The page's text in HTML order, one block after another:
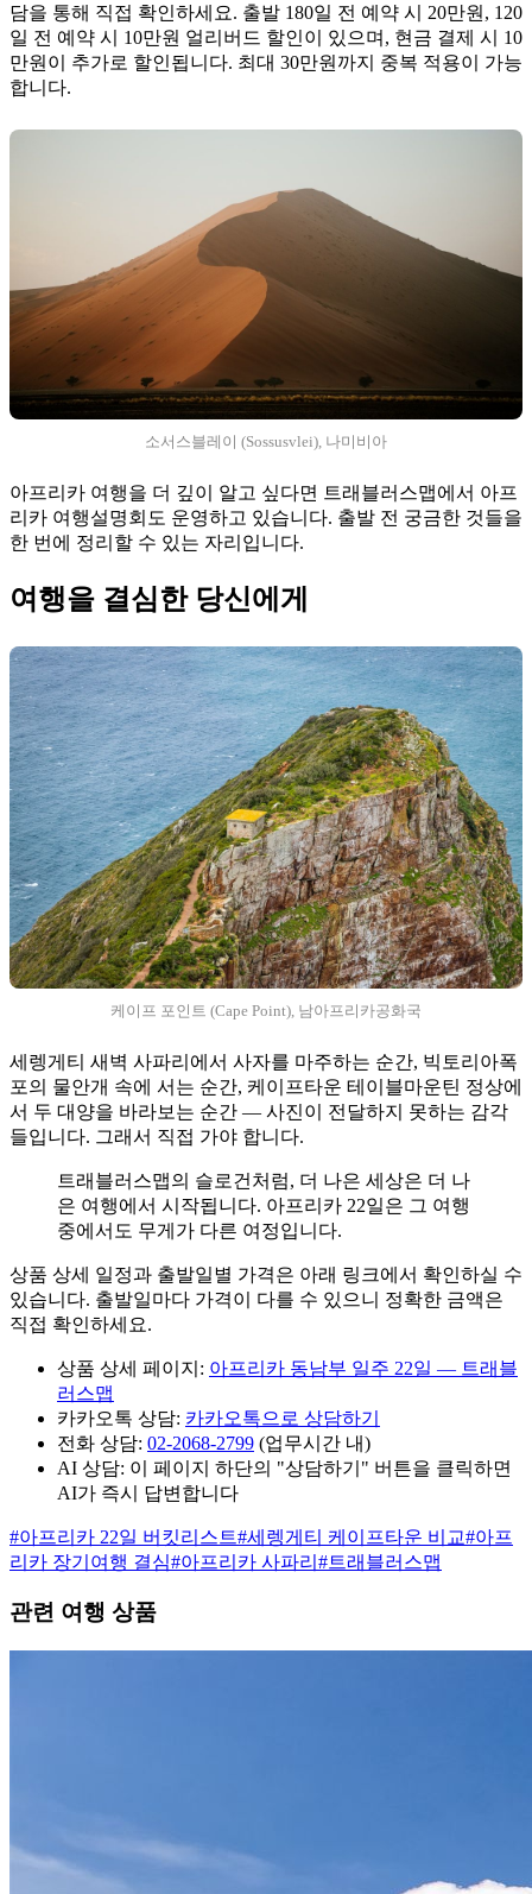
담을 통해 직접 확인하세요. 출발 180일 전 예약 시 20만원, 120
일 전 예약 시 10만원 얼리버드 할인이 있으며, 현금 결제 시 10
만원이 추가로 할인됩니다. 최대 30만원까지 중복 적용이 가능
합니다.
소서스블레이 (Sossusvlei), 나미비아
아프리카 여행을 더 깊이 알고 싶다면 트래블러스맵에서 아프
리카 여행설명회도 운영하고 있습니다. 출발 전 궁금한 것들을
한 번에 정리할 수 있는 자리입니다.
여행을 결심한 당신에게
케이프 포인트 (Cape Point), 남아프리카공화국
세렝게티 새벽 사파리에서 사자를 마주하는 순간, 빅토리아폭
포의 물안개 속에 서는 순간, 케이프타운 테이블마운틴 정상에
서 두 대양을 바라보는 순간 — 사진이 전달하지 못하는 감각
들입니다. 그래서 직접 가야 합니다.
트래블러스맵의 슬로건처럼, 더 나은 세상은 더 나
은 여행에서 시작됩니다. 아프리카 22일은 그 여행
중에서도 무게가 다른 여정입니다.
상품 상세 일정과 출발일별 가격은 아래 링크에서 확인하실 수
있습니다. 출발일마다 가격이 다를 수 있으니 정확한 금액은
직접 확인하세요.
상품 상세 페이지: 아프리카 동남부 일주 22일 — 트래블
러스맵
카카오톡 상담: 카카오톡으로 상담하기
전화 상담: 02-2068-2799 (업무시간 내)
AI 상담: 이 페이지 하단의 "상담하기" 버튼을 클릭하면
AI가 즉시 답변합니다
#아프리카 22일 버킷리스트#세렝게티 케이프타운 비교#아프
리카 장기여행 결심#아프리카 사파리 #트래블러스맵
관련 여행 상품